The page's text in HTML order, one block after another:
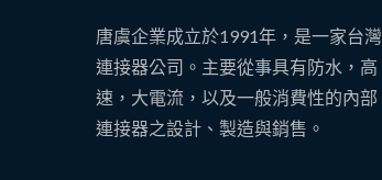
唐虞企業成立於1991年，是一家台灣
連接器公司。主要從事具有防水，高
速，大電流，以及一般消費性的內部
連接器之設計、製造與銷售。